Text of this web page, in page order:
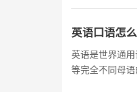
程中，父母的
英语口语怎
英语是世界通
等完全不同母